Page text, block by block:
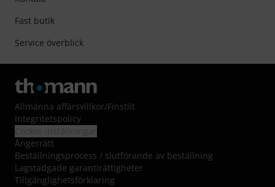
Fast butik
Service överblick
Allmänna affärsvillkor/Finstilt
Integritetspolicy
Ångerrätt
Beställningsprocess / slutförande av beställning
Lagstadgade garantirättigheter
Tillgänglighetsförklaring